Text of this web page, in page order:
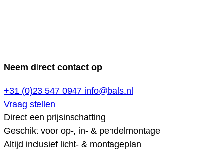
Neem direct contact op
+31 (0)23 547 0947 info@bals.nl
Vraag stellen
Direct een prijsinschatting
Geschikt voor op-, in- & pendelmontage
Altijd inclusief licht- & montageplan